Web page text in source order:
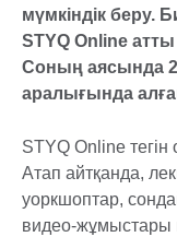
мүмкіндік беру.
STYQ Online
Соның аясында
аралығында
STYQ Online
Атап айтқанда,
уоркшоптар,
видео-жұмыстары